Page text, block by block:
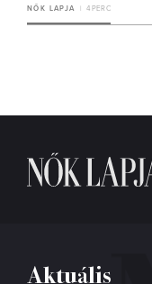
NŐK LAPJA 4 PERC
Aktuális